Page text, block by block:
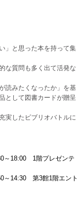
」と思った本を持って集
な質問も多く出て活発な
読みたくなったか」を基
として図書カードが贈呈
実したビブリオバトルに
～18:00 1階プレゼンテ
～14:30 第3館1階エント